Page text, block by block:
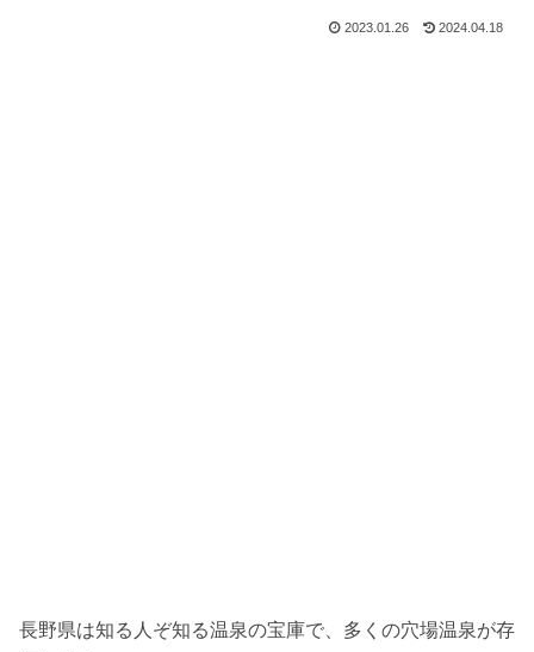
2023.01.26 2024.04.18
長野県は知る人ぞ知る温泉の宝庫で、多くの穴場温泉が存